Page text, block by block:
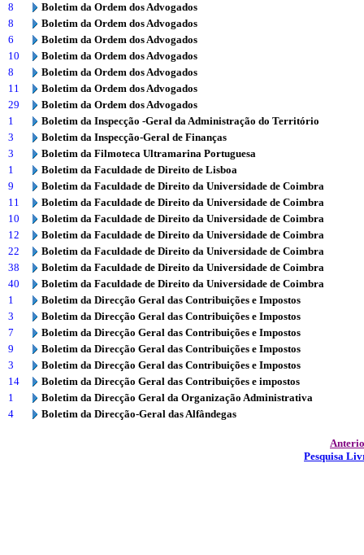
8
Boletim da Ordem dos Advogados
8
Boletim da Ordem dos Advogados
6
Boletim da Ordem dos Advogados
10
Boletim da Ordem dos Advogados
8
Boletim da Ordem dos Advogados
11
Boletim da Ordem dos Advogados
29
Boletim da Ordem dos Advogados
1
Boletim da Inspecção -Geral da Administração do Território
3
Boletim da Inspecção-Geral de Finanças
3
Boletim da Filmoteca Ultramarina Portuguesa
1
Boletim da Faculdade de Direito de Lisboa
9
Boletim da Faculdade de Direito da Universidade de Coimbra
11
Boletim da Faculdade de Direito da Universidade de Coimbra
10
Boletim da Faculdade de Direito da Universidade de Coimbra
12
Boletim da Faculdade de Direito da Universidade de Coimbra
22
Boletim da Faculdade de Direito da Universidade de Coimbra
38
Boletim da Faculdade de Direito da Universidade de Coimbra
40
Boletim da Faculdade de Direito da Universidade de Coimbra
1
Boletim da Direcção Geral das Contribuições e Impostos
3
Boletim da Direcção Geral das Contribuições e Impostos
7
Boletim da Direcção Geral das Contribuições e Impostos
9
Boletim da Direcção Geral das Contribuições e Impostos
3
Boletim da Direcção Geral das Contribuições e Impostos
14
Boletim da Direcção Geral das Contribuições e impostos
1
Boletim da Direcção Geral da Organização Administrativa
4
Boletim da Direcção-Geral das Alfândegas
Pesquisa